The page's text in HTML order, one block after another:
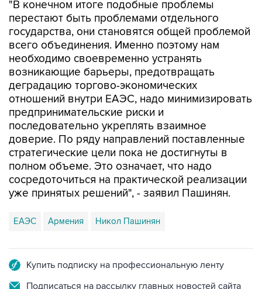
государства, они становятся общей проблемой
всего объединения. Именно поэтому нам
необходимо своевременно устранять
возникающие барьеры, предотвращать
деградацию торгово-экономических
отношений внутри ЕАЭС, надо минимизировать
предпринимательские риски и
последовательно укреплять взаимное
доверие. По ряду направлений поставленные
стратегические цели пока не достигнуты в
полном объеме. Это означает, что надо
сосредоточиться на практической реализации
уже принятых решений", - заявил Пашинян.
ЕАЭС Армения Никол Пашинян
Подписаться на рассылку главных новостей сайта
Получать оперативные новости в официальном